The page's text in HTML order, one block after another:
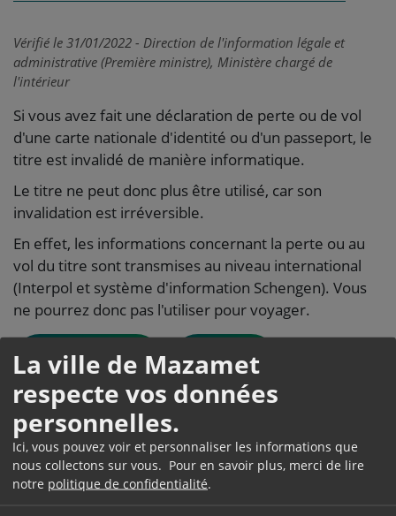
La ville de Mazamet
respecte vos données
personnelles.
Ici, vous pouvez voir et personnaliser les informations que
nous collectons sur vous. Pour en savoir plus, merci de lire
notre politique de confidentialité.
Vérifié le 31/01/2022 - Direction de l'information légale et
administrative (Première ministre), Ministère chargé de
l'intérieur
Si vous avez fait une déclaration de perte ou de vol
d'une carte nationale d'identité ou d'un passeport, le
titre est invalidé de manière informatique.
Le titre ne peut donc plus être utilisé, car son
invalidation est irréversible.
En effet, les informations concernant la perte ou au
vol du titre sont transmises au niveau international
(Interpol et système d'information Schengen). Vous
ne pourrez donc pas l'utiliser pour voyager.
CAS GÉNÉRAL À PARIS
La carte d'identité ou le passeport retrouvé doit être
envoyé par courrier à la préfecture de votre choix.
Où s’adresser ?